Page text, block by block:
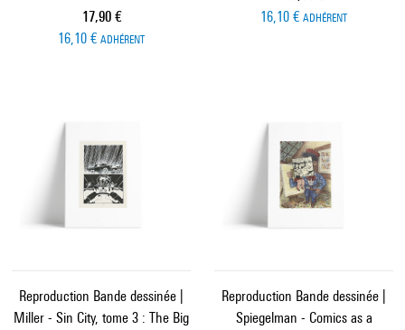
Prix ​​actuel
17,90 €
16,10 € ADHÉRENT
16,10 € ADHÉRENT
Reproduction Bande dessinée |
Miller - Sin City, tome 3 : The Big
Reproduction Bande dessinée |
Spiegelman - Comics as a